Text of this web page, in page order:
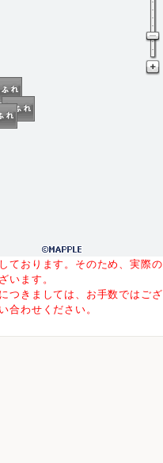
ております。そのため、実際の
います。
つきましては、お手数ではござ
合わせください。